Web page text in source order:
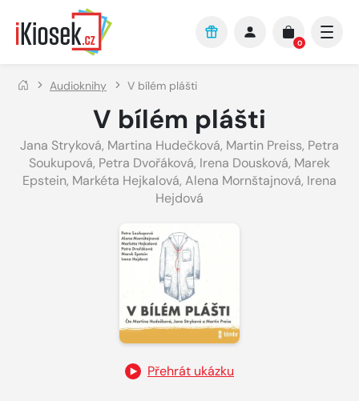
Přejít na hlavní obsah
0
Audioknihy V bílém plášti
V bílém plášti
Jana Stryková, Martina Hudečková, Martin Preiss, Petra
Soukupová, Petra Dvořáková, Irena Dousková, Marek
Epstein, Markéta Hejkalová, Alena Mornštajnová, Irena
Hejdová
Přehrát ukázku